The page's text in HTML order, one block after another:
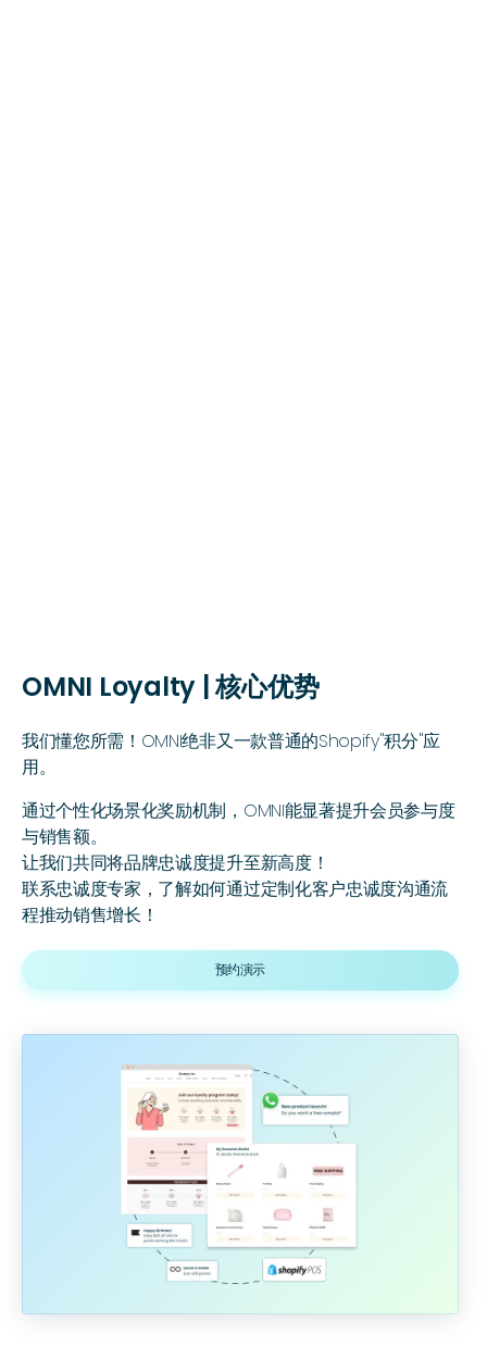
OMNI Loyalty | 核心优势
我们懂您所需！OMNI绝非又一款普通的Shopify"积分"应
用。
通过个性化场景化奖励机制，OMNI能显著提升会员参与度
与销售额。
让我们共同将品牌忠诚度提升至新高度！
联系忠诚度专家，了解如何通过定制化客户忠诚度沟通流
程推动销售增长！
预约演示